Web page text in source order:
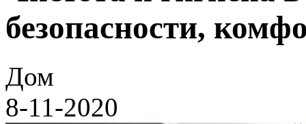
безопасности,
Дом
8-11-2020